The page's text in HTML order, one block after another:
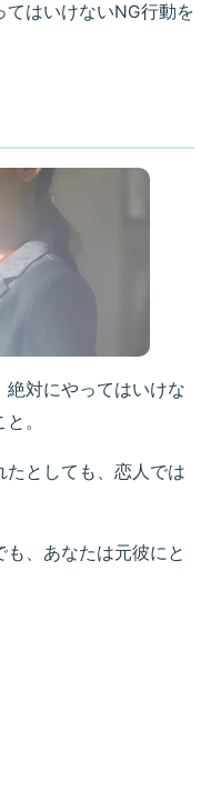
はいけないNG行動を
対にやってはいけな
。
としても、恋人では
、あなたは元彼にと